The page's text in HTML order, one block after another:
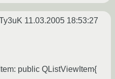
11.03.2005 18:53:27
public QListViewItem{